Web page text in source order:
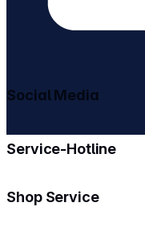
Service-Hotline
Shop Service
Social Media